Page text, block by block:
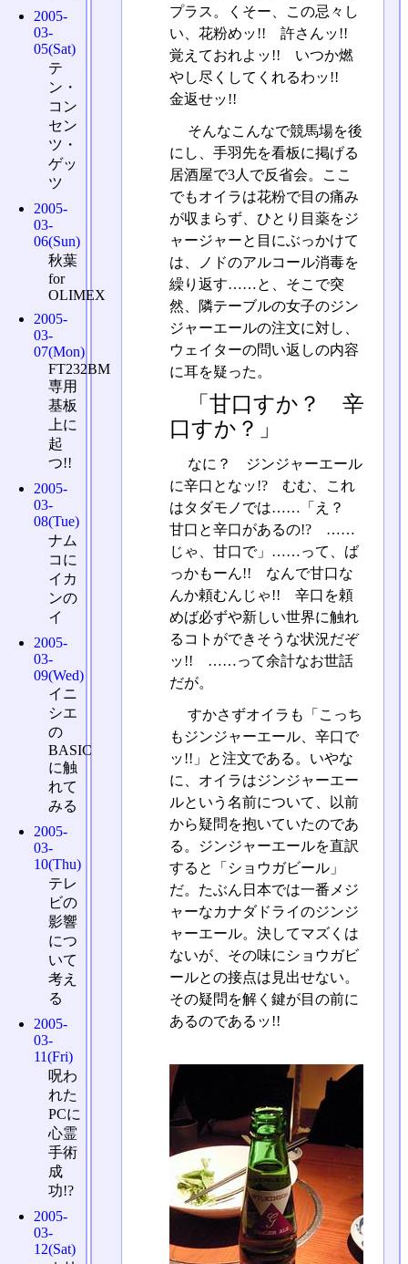
プラス。くそー、この忌々し
い、花粉めッ!! 許さんッ!!
覚えておれよッ!! いつか燃
やし尽くしてくれるわッ!!
金返せッ!!
そんなこんなで競馬場を後
にし、手羽先を看板に掲げる
居酒屋で3人で反省会。ここ
でもオイラは花粉で目の痛み
が収まらず、ひとり目薬をジ
ャージャーと目にぶっかけて
は、ノドのアルコール消毒を
繰り返す……と、そこで突
然、隣テーブルの女子のジン
ジャーエールの注文に対し、
ウェイターの問い返しの内容
に耳を疑った。
「甘口すか？ 辛
口すか？」
なに？ ジンジャーエール
に辛口となッ!? むむ、これ
はタダモノでは……「え？
甘口と辛口があるの!? ……
じゃ、甘口で」……って、ば
っかもーん!! なんで甘口な
んか頼むんじゃ!! 辛口を頼
めば必ずや新しい世界に触れ
るコトができそうな状況だぞ
ッ!! ……って余計なお世話
だが。
すかさずオイラも「こっち
もジンジャーエール、辛口で
ッ!!」と注文である。いやな
に、オイラはジンジャーエー
ルという名前について、以前
から疑問を抱いていたのであ
る。ジンジャーエールを直訳
すると「ショウガビール」
だ。たぶん日本では一番メジ
ャーなカナダドライのジンジ
ャーエール。決してマズくは
ないが、その味にショウガビ
ールとの接点は見出せない。
その疑問を解く鍵が目の前に
あるのであるッ!!
2005-
03-
05(Sat)
テ
ン・
コン
セン
ツ・
ゲッ
ツ
2005-
03-
06(Sun)
秋葉
for
OLIMEX
2005-
03-
07(Mon)
FT232BM
専用
基板
上に
起
つ!!
2005-
03-
08(Tue)
ナム
コに
イカ
ンの
イ
2005-
03-
09(Wed)
イニ
シエ
の
BASIC
に触
れて
みる
2005-
03-
10(Thu)
テレ
ビの
影響
につ
いて
考え
る
2005-
03-
11(Fri)
呪わ
れた
PCに
心霊
手術
成
功!?
2005-
03-
12(Sat)